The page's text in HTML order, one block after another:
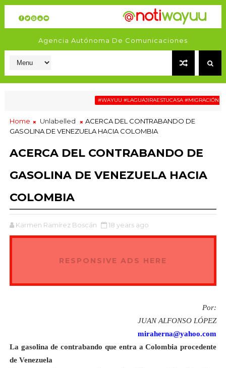
Agencia Autónoma De Comunicaciones
#WAYUU #LAGUAJIRAESTUCASA #MIGRACIÓN
Home Unlabelled
ACERCA DEL CONTRABANDO DE
GASOLINA DE VENEZUELA HACIA COLOMBIA
ACERCA DEL CONTRABANDO DE
GASOLINA DE VENEZUELA HACIA
COLOMBIA
Karmen Ramírez Boscán 18 years ago
RESPONSIVE ADS HERE
Por:
JUAN ALFONSO LÓPEZ
miraherna@yahoo.com
La gasolina de contrabando que entra a Colombia procedente
de Venezuela